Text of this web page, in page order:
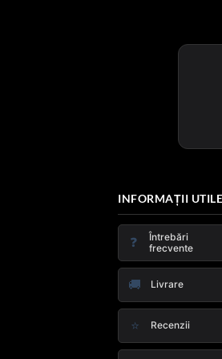
INFORMAȚII UTILE
❓
Întrebări
frecvente
🚚 Livrare
⭐ Recenzii